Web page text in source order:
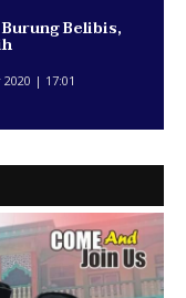
Belibis,
| 17:01